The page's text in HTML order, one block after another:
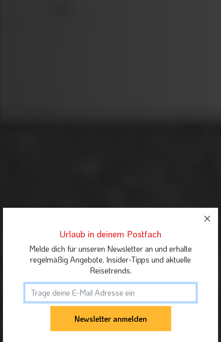
Urlaub in deinem Postfach
Melde dich für unseren Newsletter an und erhalte
regelmäßig Angebote, Insider-Tipps und aktuelle
Reisetrends.